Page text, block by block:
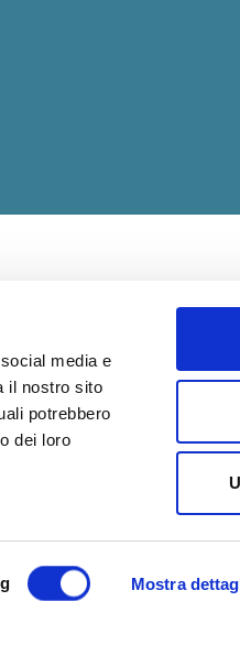
media e
il nostro sito
potrebbero
dei loro
Mostra